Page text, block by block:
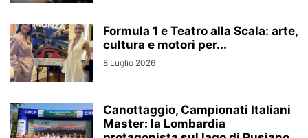
Formula 1 e Teatro alla Scala: arte,
cultura e motori per...
8 Luglio 2026
Canottaggio, Campionati Italiani
Master: la Lombardia